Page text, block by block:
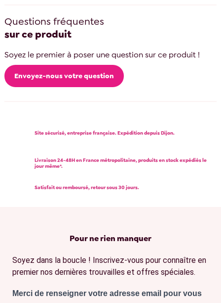
Questions fréquentes
sur ce produit
Soyez le premier à poser une question sur ce produit !
Envoyez-nous votre question
Site sécurisé, entreprise française. Expédition depuis Dijon.
Livraison 24-48H en France métropolitaine, produits en stock expédiés le
jour même*.
Satisfait ou remboursé, retour sous 30 jours.
Pour ne rien manquer
Soyez dans la boucle ! Inscrivez-vous pour connaître en
premier nos dernières trouvailles et offres spéciales.
Merci de renseigner votre adresse email pour vous